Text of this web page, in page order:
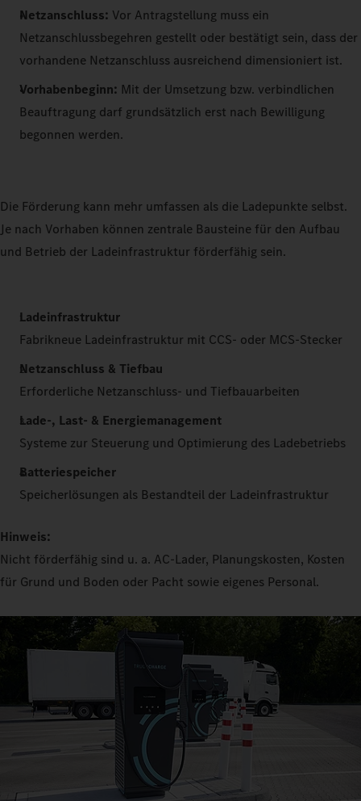
Netzanschluss: Vor Antragstellung muss ein
Netzanschlussbegehren gestellt oder bestätigt sein, dass der
vorhandene Netzanschluss ausreichend dimensioniert ist.
Vorhabenbeginn: Mit der Umsetzung bzw. verbindlichen
Beauftragung darf grundsätzlich erst nach Bewilligung
begonnen werden.
Die Förderung kann mehr umfassen als die Ladepunkte selbst.
Je nach Vorhaben können zentrale Bausteine für den Aufbau
und Betrieb der Ladeinfrastruktur förderfähig sein.
Ladeinfrastruktur
Fabrikneue Ladeinfrastruktur mit CCS- oder MCS-Stecker
Netzanschluss & Tiefbau
Erforderliche Netzanschluss- und Tiefbauarbeiten
Lade-, Last- & Energiemanagement
Systeme zur Steuerung und Optimierung des Ladebetriebs
Batteriespeicher
Speicherlösungen als Bestandteil der Ladeinfrastruktur
Hinweis:
Nicht förderfähig sind u. a. AC-Lader, Planungskosten, Kosten
für Grund und Boden oder Pacht sowie eigenes Personal.